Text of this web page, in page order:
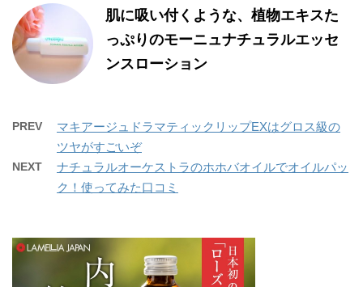
肌に吸い付くような、植物エキスた
っぷりのモーニュナチュラルエッセ
ンスローション
PREV
マキアージュドラマティックリップEXはグロス級の
ツヤがすごいぞ
NEXT
ナチュラルオーケストラのホホバオイルでオイルパッ
ク！使ってみた口コミ